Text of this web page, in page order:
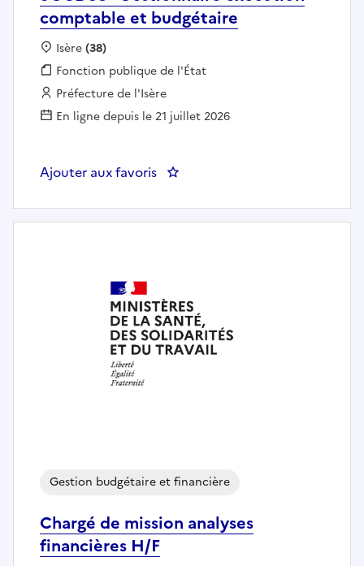
comptable et budgétaire
Localisation :
Isère(38)
Fonction publique :
Fonction publique de l'État
Employeur :
Préfecture de l'Isère
En ligne depuis le 21 juillet 2026
Ajouter aux favoris : SGCD38 - Gestionnaire
Chargé de mission analyses
financières H/F
Gestion budgétaire et financière